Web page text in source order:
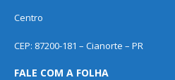
Centro
CEP: 87200-181 – Cianorte – PR
FALE COM A FOLHA